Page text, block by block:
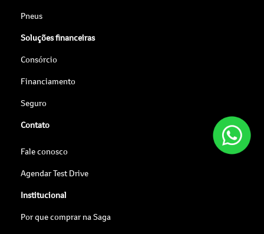
Pneus
Soluções financeiras
Consórcio
Financiamento
Seguro
Contato
Fale conosco
Agendar Test Drive
Institucional
Por que comprar na Saga